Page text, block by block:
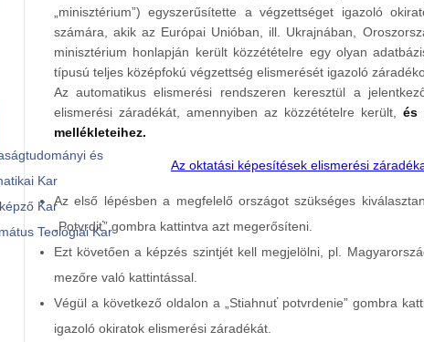
és
Kar
Kar
Teológiai Kar
„minisztérium”) egyszerűsítette a végzettséget igazoló
számára, akik az Európai Unióban, ill. Ukrajnában,
minisztérium honlapján került közzétételre egy olyan
típusú teljes középfokú végzettség elismerését igazoló
Az automatikus elismerési rendszeren keresztül a
elismerési záradékát, amennyiben az közzétételre került,és
mellékleteihez.
Az oktatási képesítések elismerési
Az első lépésben a megfelelő országot szükséges
„Potvrdiť” gombra kattintva azt megerősíteni.
Ezt követően a képzés szintjét kell megjelölni, pl.
mezőre való kattintással.
Végül a következő oldalon a „Stiahnuť potvrdenie” gombra
igazoló okiratok elismerési záradékát.